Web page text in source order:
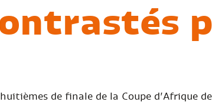
huitièmes de finale de la Coupe d’Afrique